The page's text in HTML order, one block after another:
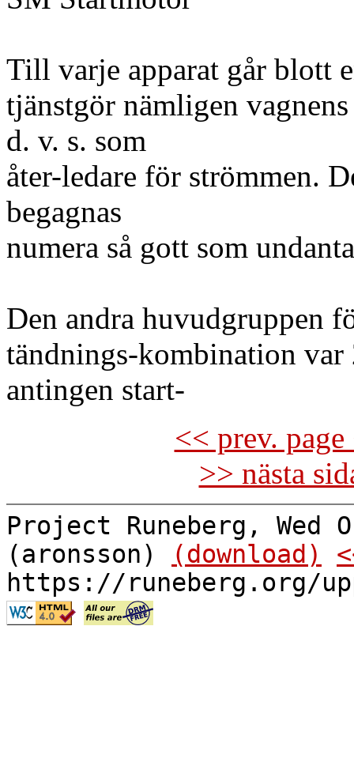
Till varje apparat går blott
tjänstgör nämligen
d. v. s. som
åter-ledare för strömmen.
begagnas
numera så gott som
Den andra huvudgruppen
tändnings-kombination var
antingen start-
<< prev.
>> nästa
Project Runeberg, Wed
(aronsson)
(download)
https://runeberg.org/